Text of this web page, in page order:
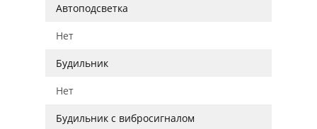
Автоподсветка
Нет
Будильник
Нет
Будильник с вибросигналом